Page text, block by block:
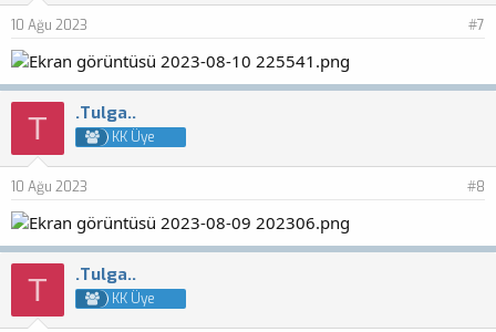
10 Ağu 2023 #7
T .Tulga..
KK Üye
10 Ağu 2023 #8
T .Tulga..
KK Üye